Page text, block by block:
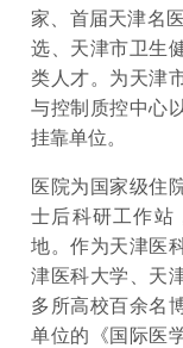
家、首届天津名
选、天津市卫生
类人才。为天津
与控制质控中心
挂靠单位。
医院为国家级住
士后科研工作站
地。作为天津医
津医科大学、天
多所高校百余名
单位的《国际医